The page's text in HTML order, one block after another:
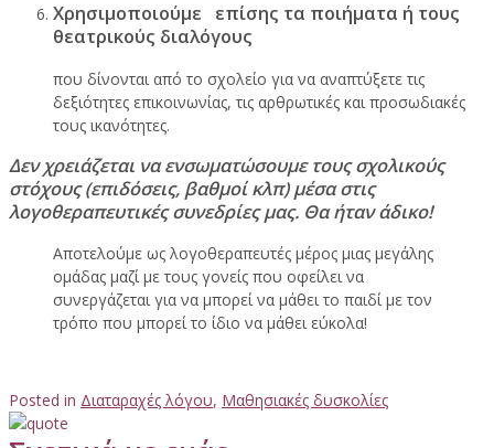
Χρησιμοποιούμε επίσης τα ποιήματα ή τους
θεατρικούς διαλόγους
που δίνονται από το σχολείο για να αναπτύξετε τις
δεξιότητες επικοινωνίας, τις αρθρωτικές και προσωδιακές
τους ικανότητες.
Δεν χρειάζεται να ενσωματώσουμε τους σχολικούς
στόχους (επιδόσεις, βαθμοί κλπ) μέσα στις
λογοθεραπευτικές συνεδρίες μας. Θα ήταν άδικο!
Αποτελούμε ως λογοθεραπευτές μέρος μιας μεγάλης
ομάδας μαζί με τους γονείς που οφείλει να
συνεργάζεται για να μπορεί να μάθει το παιδί με τον
τρόπο που μπορεί το ίδιο να μάθει εύκολα!
Posted in Διαταραχές λόγου, Μαθησιακές δυσκολίες